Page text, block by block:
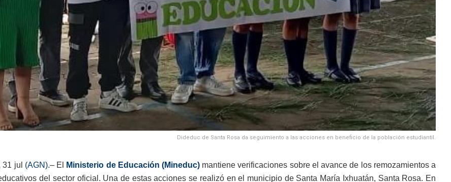
Dideduc de Santa Rosa da seguimiento a las acciones en beneficio de la población estudiantil.
jul (AGN).– El Ministerio de Educación (Mineduc) mantiene verificaciones sobre el avance de los remozamientos a
del sector oficial. Una de estas acciones se realizó en el municipio de Santa María Ixhuatán, Santa Rosa. En